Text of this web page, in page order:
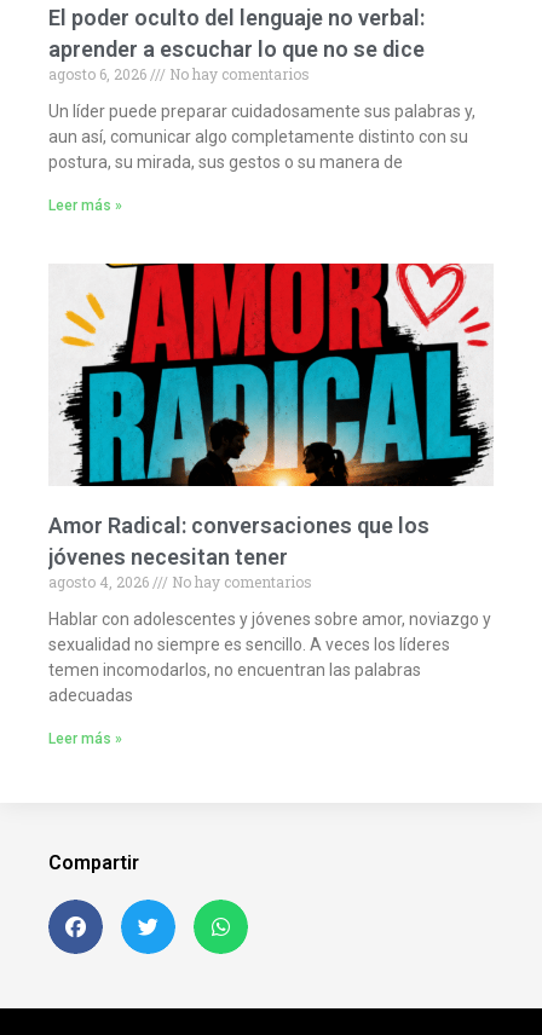
El poder oculto del lenguaje no verbal:
aprender a escuchar lo que no se dice
agosto 6, 2026
No hay comentarios
Un líder puede preparar cuidadosamente sus palabras y,
aun así, comunicar algo completamente distinto con su
postura, su mirada, sus gestos o su manera de
Leer más »
Amor Radical: conversaciones que los
jóvenes necesitan tener
agosto 4, 2026
No hay comentarios
Hablar con adolescentes y jóvenes sobre amor, noviazgo y
sexualidad no siempre es sencillo. A veces los líderes
temen incomodarlos, no encuentran las palabras
adecuadas
Leer más »
Compartir